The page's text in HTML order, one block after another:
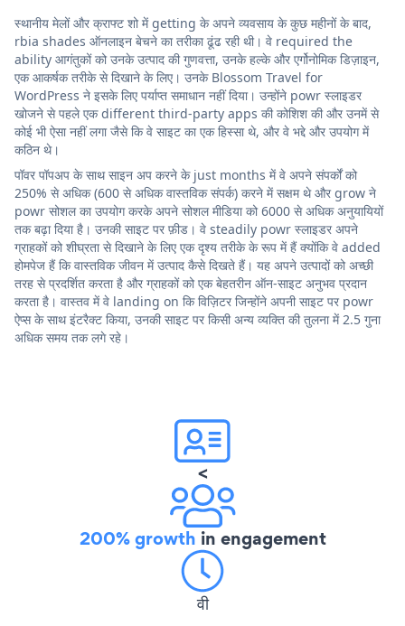
स्थानीय मेलों और क्राफ्ट शो में getting के अपने व्यवसाय के कुछ महीनों के बाद,
rbia shades ऑनलाइन बेचने का तरीका ढूंढ रही थी। वे required the
ability आगंतुकों को उनके उत्पाद की गुणवत्ता, उनके हल्के और एर्गोनोमिक डिज़ाइन,
एक आकर्षक तरीके से दिखाने के लिए। उनके Blossom Travel for
WordPress ने इसके लिए पर्याप्त समाधान नहीं दिया। उन्होंने powr स्लाइडर
खोजने से पहले एक different third-party apps की कोशिश की और उनमें से
कोई भी ऐसा नहीं लगा जैसे कि वे साइट का एक हिस्सा थे, और वे भद्दे और उपयोग में
कठिन थे।
पॉवर पॉपअप के साथ साइन अप करने के just months में वे अपने संपर्कों को
250% से अधिक (600 से अधिक वास्तविक संपर्क) करने में सक्षम थे और grow ने
powr सोशल का उपयोग करके अपने सोशल मीडिया को 6000 से अधिक अनुयायियों
तक बढ़ा दिया है। उनकी साइट पर फ़ीड। वे steadily powr स्लाइडर अपने
ग्राहकों को शीघ्रता से दिखाने के लिए एक दृश्य तरीके के रूप में हैं क्योंकि वे added
होमपेज हैं कि वास्तविक जीवन में उत्पाद कैसे दिखते हैं। यह अपने उत्पादों को अच्छी
तरह से प्रदर्शित करता है और ग्राहकों को एक बेहतरीन ऑन-साइट अनुभव प्रदान
करता है। वास्तव में वे landing on कि विज़िटर जिन्होंने अपनी साइट पर powr
ऐप्स के साथ इंटरैक्ट किया, उनकी साइट पर किसी अन्य व्यक्ति की तुलना में 2.5 गुना
अधिक समय तक लगे रहे।
<
200% growth in engagement
वी